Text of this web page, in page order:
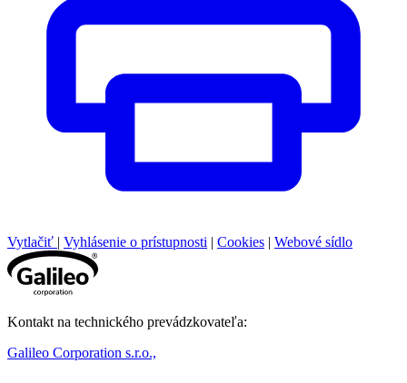
Vytlačiť | Vyhlásenie o prístupnosti | Cookies | Webové sídlo
Kontakt na technického prevádzkovateľa:
Galileo Corporation s.r.o.,